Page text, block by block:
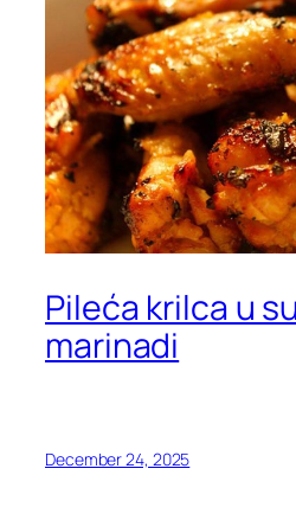
Pileća krilca u
marinadi
December 24, 2025